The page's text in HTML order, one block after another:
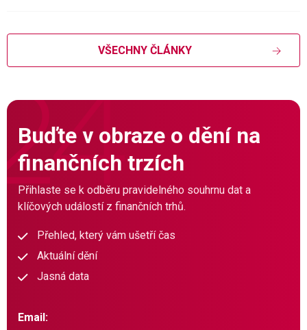
VŠECHNY ČLÁNKY
Buďte v obraze o dění na
finančních trzích
Přihlaste se k odběru pravidelného souhrnu dat a
klíčových událostí z finančních trhů.
Přehled, který vám ušetří čas
Aktuální dění
Jasná data
Email: